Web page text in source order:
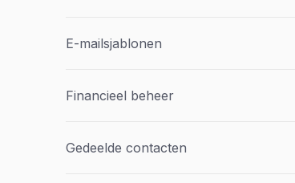
E-mailsjablonen
Financieel beheer
Gedeelde contacten